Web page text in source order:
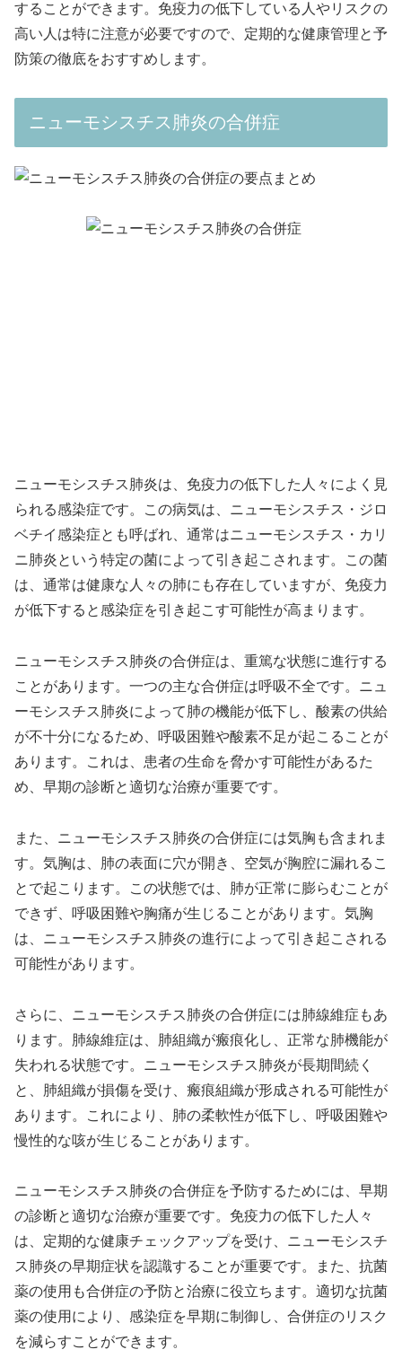
することができます。免疫力の低下している人やリスクの
高い人は特に注意が必要ですので、定期的な健康管理と予
防策の徹底をおすすめします。
ニューモシスチス肺炎の合併症
ニューモシスチス肺炎は、免疫力の低下した人々によく見
られる感染症です。この病気は、ニューモシスチス・ジロ
ベチイ感染症とも呼ばれ、通常はニューモシスチス・カリ
ニ肺炎という特定の菌によって引き起こされます。この菌
は、通常は健康な人々の肺にも存在していますが、免疫力
が低下すると感染症を引き起こす可能性が高まります。
ニューモシスチス肺炎の合併症は、重篤な状態に進行する
ことがあります。一つの主な合併症は呼吸不全です。ニュ
ーモシスチス肺炎によって肺の機能が低下し、酸素の供給
が不十分になるため、呼吸困難や酸素不足が起こることが
あります。これは、患者の生命を脅かす可能性があるた
め、早期の診断と適切な治療が重要です。
また、ニューモシスチス肺炎の合併症には気胸も含まれま
す。気胸は、肺の表面に穴が開き、空気が胸腔に漏れるこ
とで起こります。この状態では、肺が正常に膨らむことが
できず、呼吸困難や胸痛が生じることがあります。気胸
は、ニューモシスチス肺炎の進行によって引き起こされる
可能性があります。
さらに、ニューモシスチス肺炎の合併症には肺線維症もあ
ります。肺線維症は、肺組織が瘢痕化し、正常な肺機能が
失われる状態です。ニューモシスチス肺炎が長期間続く
と、肺組織が損傷を受け、瘢痕組織が形成される可能性が
あります。これにより、肺の柔軟性が低下し、呼吸困難や
慢性的な咳が生じることがあります。
ニューモシスチス肺炎の合併症を予防するためには、早期
の診断と適切な治療が重要です。免疫力の低下した人々
は、定期的な健康チェックアップを受け、ニューモシスチ
ス肺炎の早期症状を認識することが重要です。また、抗菌
薬の使用も合併症の予防と治療に役立ちます。適切な抗菌
薬の使用により、感染症を早期に制御し、合併症のリスク
を減らすことができます。